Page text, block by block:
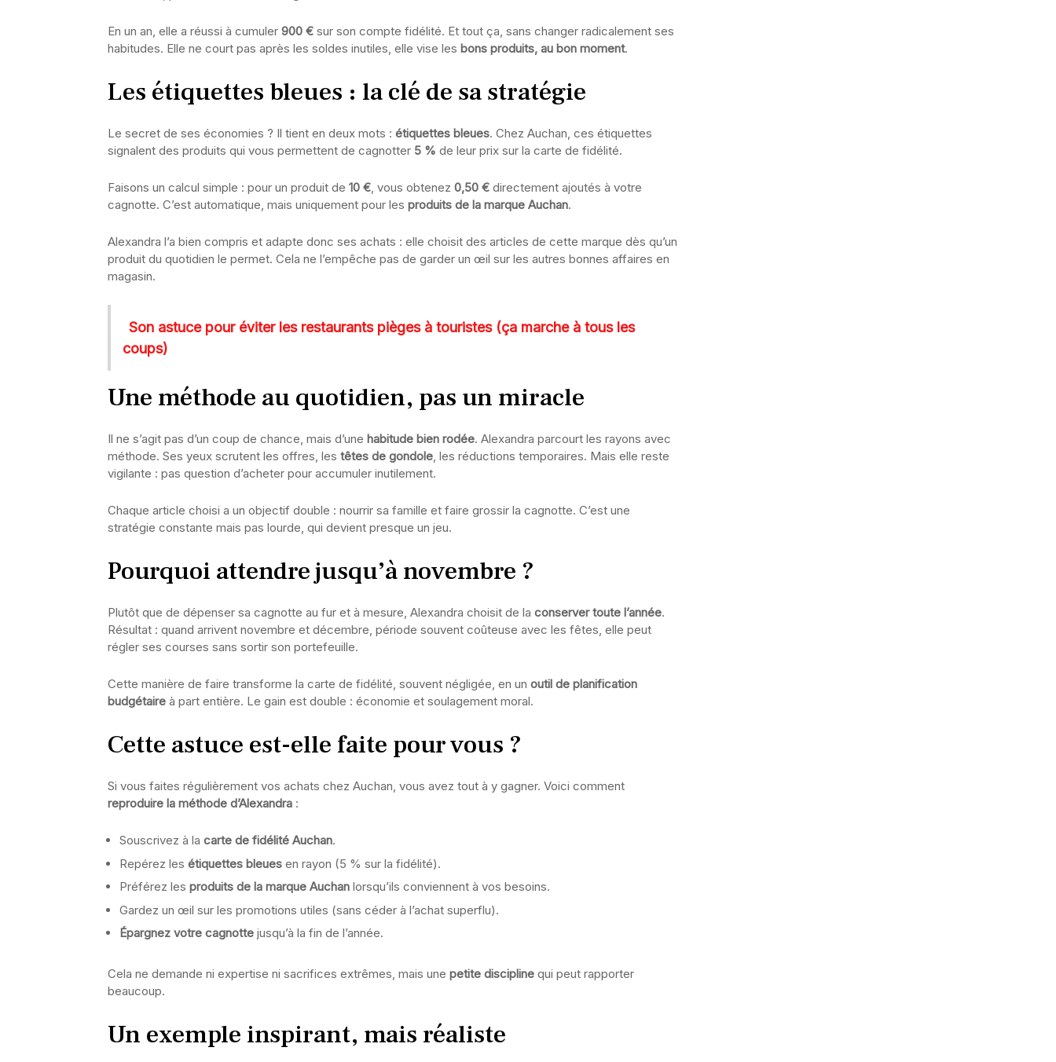
En un an, elle a réussi à cumuler 900 € sur son compte fidélité. Et tout ça, sans changer radicalement ses
habitudes. Elle ne court pas après les soldes inutiles, elle vise les bons produits, au bon moment.
Les étiquettes bleues : la clé de sa stratégie
Le secret de ses économies ? Il tient en deux mots : étiquettes bleues. Chez Auchan, ces étiquettes
signalent des produits qui vous permettent de cagnotter 5 % de leur prix sur la carte de fidélité.
Faisons un calcul simple : pour un produit de 10 €, vous obtenez 0,50 € directement ajoutés à votre
cagnotte. C’est automatique, mais uniquement pour les produits de la marque Auchan.
Alexandra l’a bien compris et adapte donc ses achats : elle choisit des articles de cette marque dès qu’un
produit du quotidien le permet. Cela ne l’empêche pas de garder un œil sur les autres bonnes affaires en
magasin.
Son astuce pour éviter les restaurants pièges à touristes (ça marche à tous les
coups)
Une méthode au quotidien, pas un miracle
Il ne s’agit pas d’un coup de chance, mais d’une habitude bien rodée. Alexandra parcourt les rayons avec
méthode. Ses yeux scrutent les offres, les têtes de gondole, les réductions temporaires. Mais elle reste
vigilante : pas question d’acheter pour accumuler inutilement.
Chaque article choisi a un objectif double : nourrir sa famille et faire grossir la cagnotte. C’est une
stratégie constante mais pas lourde, qui devient presque un jeu.
Pourquoi attendre jusqu’à novembre ?
Plutôt que de dépenser sa cagnotte au fur et à mesure, Alexandra choisit de la conserver toute l’année.
Résultat : quand arrivent novembre et décembre, période souvent coûteuse avec les fêtes, elle peut
régler ses courses sans sortir son portefeuille.
Cette manière de faire transforme la carte de fidélité, souvent négligée, en un outil de planification
budgétaire à part entière. Le gain est double : économie et soulagement moral.
Cette astuce est-elle faite pour vous ?
Si vous faites régulièrement vos achats chez Auchan, vous avez tout à y gagner. Voici comment
reproduire la méthode d’Alexandra :
Souscrivez à la carte de fidélité Auchan.
Repérez les étiquettes bleues en rayon (5 % sur la fidélité).
Préférez les produits de la marque Auchan lorsqu’ils conviennent à vos besoins.
Gardez un œil sur les promotions utiles (sans céder à l’achat superflu).
Épargnez votre cagnotte jusqu’à la fin de l’année.
Cela ne demande ni expertise ni sacrifices extrêmes, mais une petite discipline qui peut rapporter
beaucoup.
Un exemple inspirant, mais réaliste